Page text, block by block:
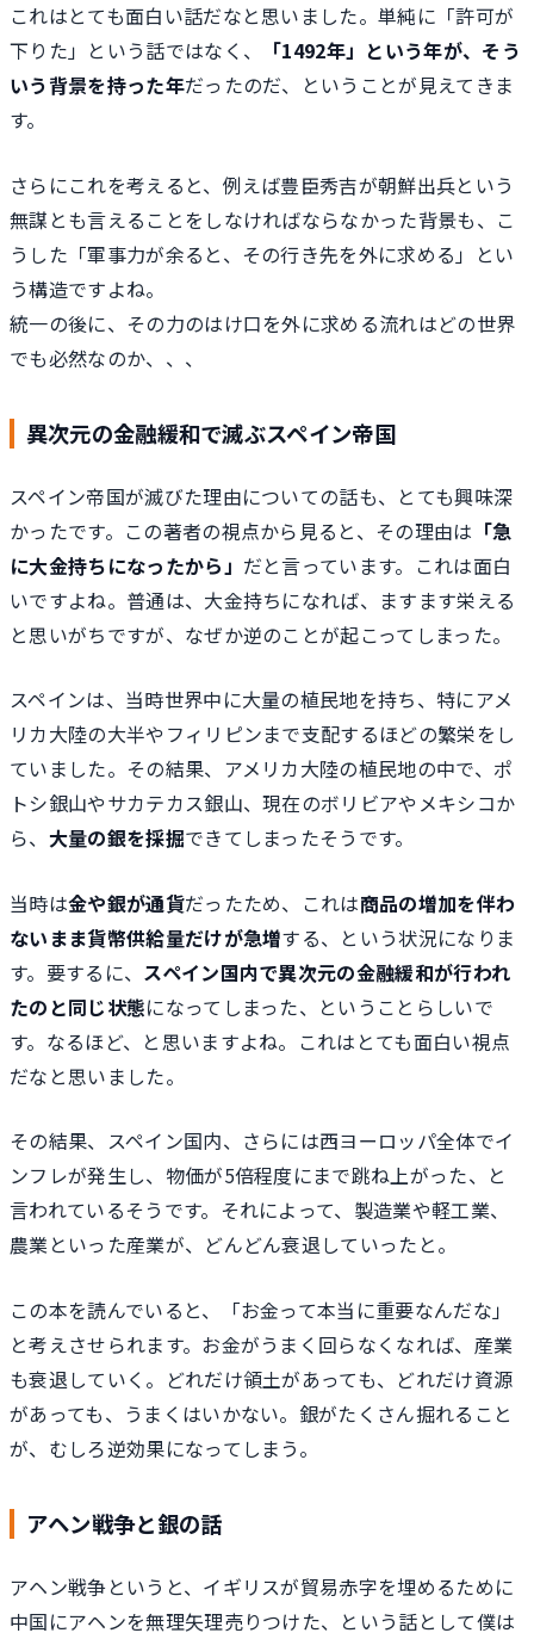
これはとても面白い話だなと思いました。単純に「許可が
下りた」という話ではなく、
「1492年」という年が、そう
いう背景を持った年だったのだ、ということが見えてきま
す。
さらにこれを考えると、例えば豊臣秀吉が朝鮮出兵という
無謀とも言えることをしなければならなかった背景も、こ
うした「軍事力が余ると、その行き先を外に求める」とい
う構造ですよね。
統一の後に、その力のはけ口を外に求める流れはどの世界
でも必然なのか、、、
異次元の金融緩和で滅ぶスペイン帝国
スペイン帝国が滅びた理由についての話も、とても興味深
かったです。この著者の視点から見ると、その理由は 「急
に大金持ちになったから」 だと言っています。これは面白
いですよね。普通は、大金持ちになれば、ますます栄える
と思いがちですが、なぜか逆のことが起こってしまった。
スペインは、当時世界中に大量の植民地を持ち、特にアメ
リカ大陸の大半やフィリピンまで支配するほどの繁栄をし
ていました。その結果、アメリカ大陸の植民地の中で、ポ
トシ銀山やサカテカス銀山、現在のボリビアやメキシコか
ら、 大量の銀を採掘できてしまったそうです。
当時は金や銀が通貨だったため、これは商品の増加を伴わ
ないまま貨幣供給量だけが急増する、という状況になりま
す。要するに、 スペイン国内で異次元の金融緩和が行われ
たのと同じ状態になってしまった、ということらしいで
す。なるほど、と思いますよね。これはとても面白い視点
だなと思いました。
その結果、スペイン国内、さらには西ヨーロッパ全体でイ
ンフレが発生し、物価が5倍程度にまで跳ね上がった、と
言われているそうです。それによって、製造業や軽工業、
農業といった産業が、どんどん衰退していったと。
この本を読んでいると、「お金って本当に重要なんだな」
と考えさせられます。お金がうまく回らなくなれば、産業
も衰退していく。どれだけ領土があっても、どれだけ資源
があっても、うまくはいかない。銀がたくさん掘れること
が、むしろ逆効果になってしまう。
アヘン戦争と銀の話
アヘン戦争というと、イギリスが貿易赤字を埋めるために
中国にアヘンを無理矢理売りつけた、という話として僕は